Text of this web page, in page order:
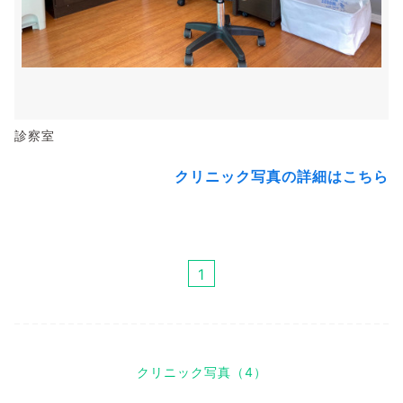
診察室
クリニック写真の詳細はこちら
1
クリニック写真（4）